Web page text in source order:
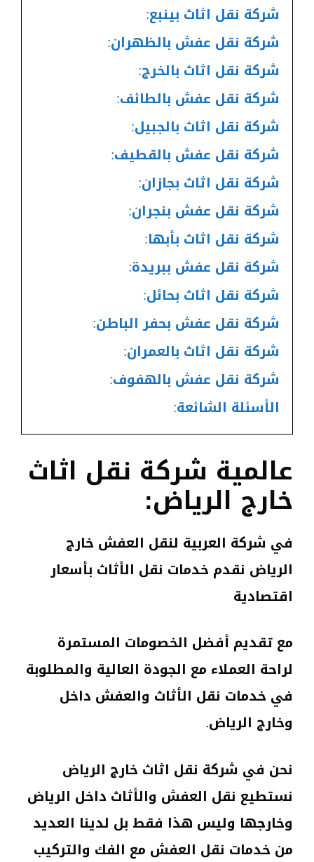
شركة نقل اثاث بينبع:
شركة نقل عفش بالظهران:
شركة نقل اثاث بالخرج:
شركة نقل عفش بالطائف:
شركة نقل اثاث بالجبيل:
شركة نقل عفش بالقطيف:
شركة نقل اثاث بجازان:
شركة نقل عفش بنجران:
شركة نقل اثاث بأبها:
شركة نقل عفش ببريدة:
شركة نقل اثاث بحائل:
شركة نقل عفش بحفر الباطن:
شركة نقل اثاث بالعمران:
شركة نقل عفش بالهفوف:
الأسئلة الشائعة:
عالمية شركة نقل اثاث
خارج الرياض:
في شركة العربية لنقل العفش خارج
الرياض نقدم خدمات نقل الأثاث بأسعار
اقتصادية
مع تقديم أفضل الخصومات المستمرة
لراحة العملاء مع الجودة العالية والمطلوبة
في خدمات نقل الأثاث والعفش داخل
وخارج الرياض.
نحن في شركة نقل اثاث خارج الرياض
نستطيع نقل العفش والأثاث داخل الرياض
وخارجها وليس هذا فقط بل لدينا العديد
من خدمات نقل العفش مع الفك والتركيب